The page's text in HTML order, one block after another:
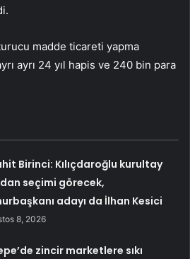
madde ticareti yapma
ayrı 24 yıl hapis ve 240 bin para
Birinci: Kılıçdaroğlu kurultay
seçimi görecek,
adayı da İlhan Kesici
8, 2026
zincir marketlere sıkı